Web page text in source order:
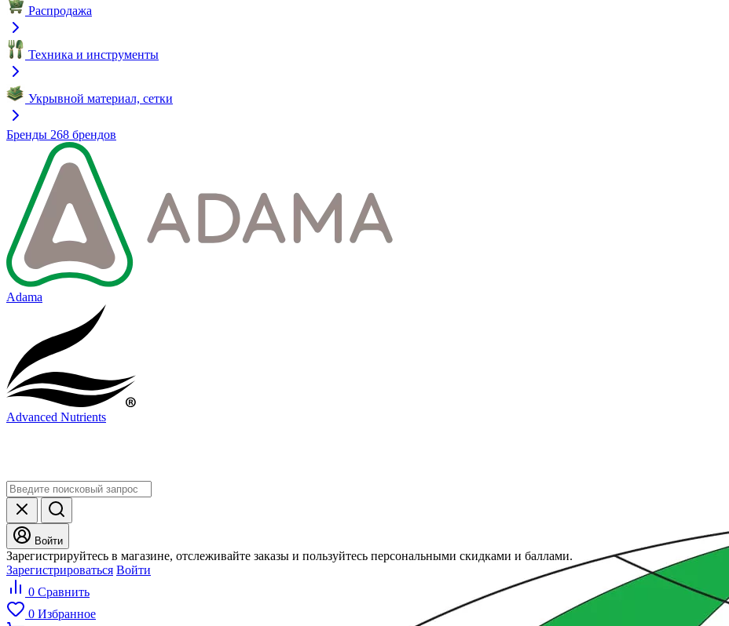
Распродажа
Техника и инструменты
Укрывной материал, сетки
Бренды 268 брендов
Adama
Advanced Nutrients
Войти
Зарегистрируйтесь в магазине, отслеживайте заказы и пользуйтесь персональными скидками и баллами.
Зарегистрироваться Войти
0 Сравнить
0 Избранное